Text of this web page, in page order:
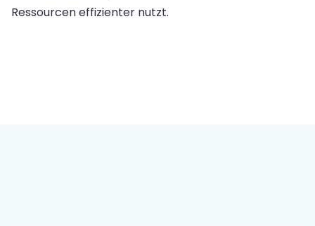
Ressourcen effizienter nutzt.